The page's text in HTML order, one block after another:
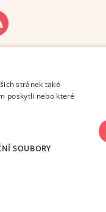
stránek také
poskytli nebo které
SOUBORY